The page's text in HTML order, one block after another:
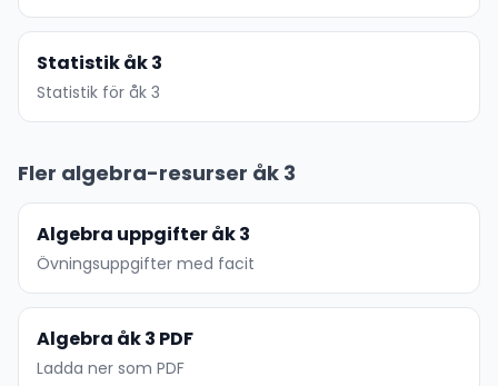
Statistik åk 3
Statistik för åk 3
Fler algebra-resurser åk 3
Algebra uppgifter åk 3
Övningsuppgifter med facit
Algebra åk 3 PDF
Ladda ner som PDF